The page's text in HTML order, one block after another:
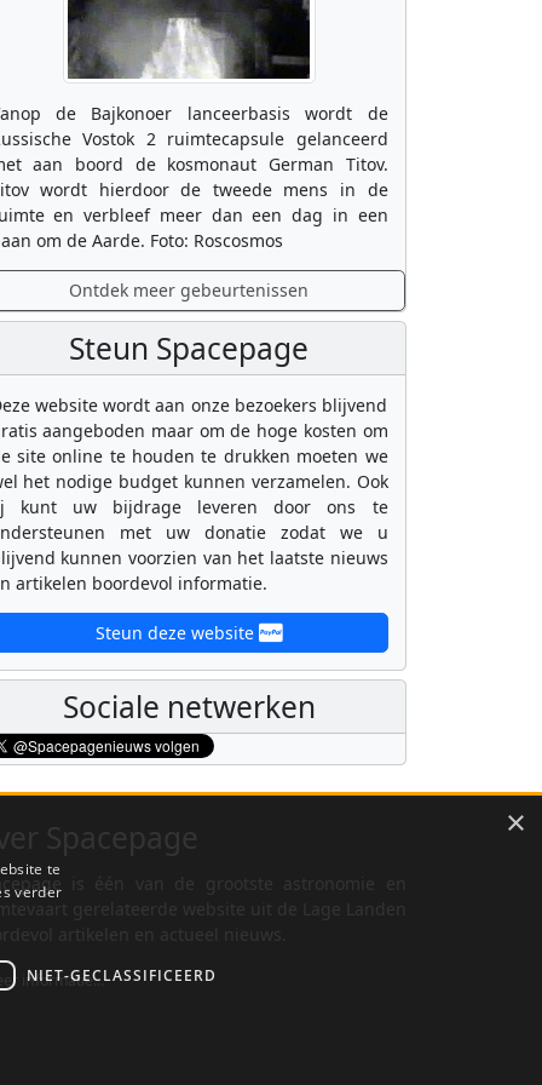
de Bajkonoer lanceerbasis wordt de
Vostok 2 ruimtecapsule gelanceerd
aan boord de kosmonaut German Titov.
wordt hierdoor de tweede mens in de
en verbleef meer dan een dag in een
om de Aarde. Foto: Roscosmos
Ontdek meer gebeurtenissen
Steun Spacepage
website wordt aan onze bezoekers blijvend
aangeboden maar om de hoge kosten om
site online te houden te drukken moeten we
het nodige budget kunnen verzamelen. Ook
kunt uw bijdrage leveren door ons te
met uw donatie zodat we u
kunnen voorzien van het laatste nieuws
artikelen boordevol informatie.
Steun deze website
Sociale netwerken
is één van de grootste astronomie en
informatie...
×
te
verder
NIET-GECLASSIFICEERD